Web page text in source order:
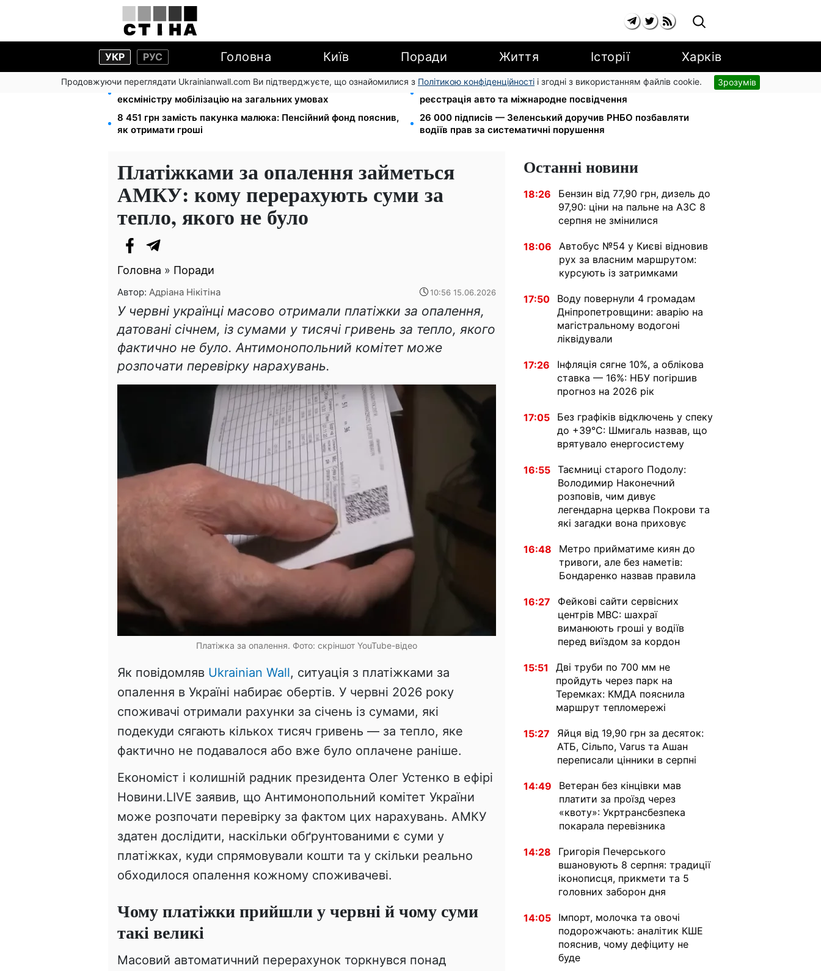
УКР РУС Головна Київ Поради Життя Історії Харків
Продовжуючи переглядати Ukrainianwall.com Ви підтверджуєте, що ознайомилися з Політикою конфіденційності і згодні з використанням файлів cookie. Зрозумів
Федоров звільнений і без бронювання: Камельчук пропонує
ексміністру мобілізацію на загальних умовах
10 заявок — і МСЦ МВС приїде у громаду: обмін прав,
реєстрація авто та міжнародне посвідчення
8 451 грн замість пакунка малюка: Пенсійний фонд пояснив,
як отримати гроші
26 000 підписів — Зеленський доручив РНБО позбавляти
водіїв прав за систематичні порушення
Платіжками за опалення займеться
АМКУ: кому перерахують суми за
тепло, якого не було
Головна » Поради
Автор: Адріана Нікітіна 10:56 15.06.2026
У червні українці масово отримали платіжки за опалення,
датовані січнем, із сумами у тисячі гривень за тепло, якого
фактично не було. Антимонопольний комітет може
розпочати перевірку нарахувань.
Платіжка за опалення. Фото: скріншот YouTube-відео
Як повідомляв Ukrainian Wall, ситуація з платіжками за
опалення в Україні набирає обертів. У червні 2026 року
споживачі отримали рахунки за січень із сумами, які
подекуди сягають кількох тисяч гривень — за тепло, яке
фактично не подавалося або вже було оплачене раніше.
Економіст і колишній радник президента Олег Устенко в ефірі
Новини.LIVE заявив, що Антимонопольний комітет України
може розпочати перевірку за фактом цих нарахувань. АМКУ
здатен дослідити, наскільки обґрунтованими є суми у
платіжках, куди спрямовували кошти та у скільки реально
обходилося опалення кожному споживачеві.
Чому платіжки прийшли у червні й чому суми
такі великі
Масовий автоматичний перерахунок торкнувся понад
Останні новини
18:26
Бензин від 77,90 грн, дизель до
97,90: ціни на пальне на АЗС 8
серпня не змінилися
18:06
Автобус №54 у Києві відновив
рух за власним маршрутом:
курсують із затримками
17:50
Воду повернули 4 громадам
Дніпропетровщини: аварію на
магістральному водогоні
ліквідували
17:26
Інфляція сягне 10%, а облікова
ставка — 16%: НБУ погіршив
прогноз на 2026 рік
17:05
Без графіків відключень у спеку
до +39°C: Шмигаль назвав, що
врятувало енергосистему
16:55 Таємниці старого Подолу:
Володимир Наконечний
розповів, чим дивує
легендарна церква Покрови та
які загадки вона приховує
16:48
Метро прийматиме киян до
тривоги, але без наметів:
Бондаренко назвав правила
16:27
Фейкові сайти сервісних
центрів МВС: шахраї
виманюють гроші у водіїв
перед виїздом за кордон
15:51
Дві труби по 700 мм не
пройдуть через парк на
Теремках: КМДА пояснила
маршрут тепломережі
15:27
Яйця від 19,90 грн за десяток:
АТБ, Сільпо, Varus та Ашан
переписали цінники в серпні
14:49
Ветеран без кінцівки мав
платити за проїзд через
«квоту»: Укртрансбезпека
покарала перевізника
14:28
Григорія Печерського
вшановують 8 серпня: традиції
іконописця, прикмети та 5
головних заборон дня
14:05
Імпорт, молочка та овочі
подорожчають: аналітик КШЕ
пояснив, чому дефіциту не
буде